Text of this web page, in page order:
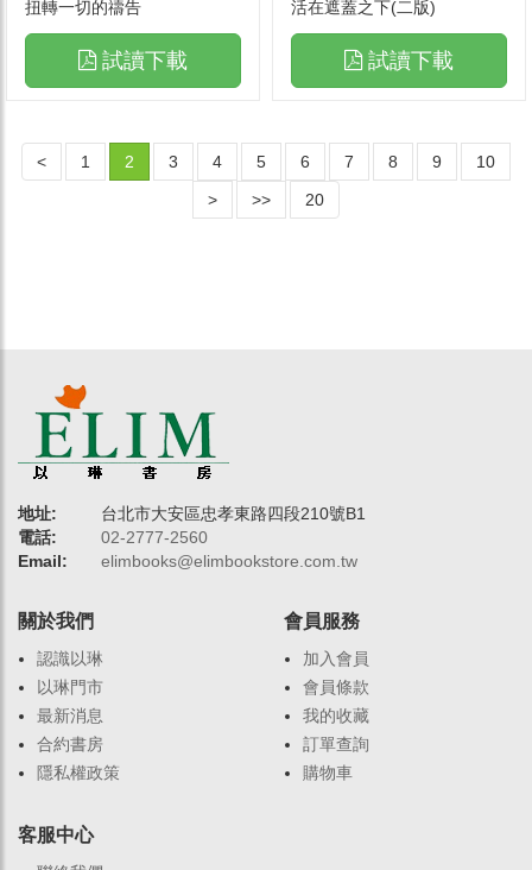
扭轉一切的禱告
試讀下載
活在遮蓋之下(二版)
試讀下載
< 1 2 3 4 5 6 7 8 9
10
>
>> 20
地址:
台北市大安區忠孝東路四段210號B1
電話:
02-2777-2560
Email:
elimbooks@elimbookstore.com.tw
關於我們
認識以琳
以琳門市
最新消息
合約書房
隱私權政策
會員服務
加入會員
會員條款
我的收藏
訂單查詢
購物車
客服中心